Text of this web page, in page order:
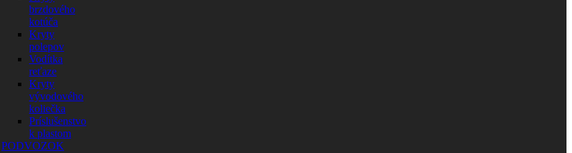
brzdového
kotúča
Kryty
polepov
Vodítka
reťaze
Kryty
vývodového
koliečka
Príslušenstvo
k plastom
PODVOZOK